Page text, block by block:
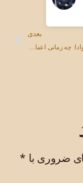
بعدی
ضروری با *